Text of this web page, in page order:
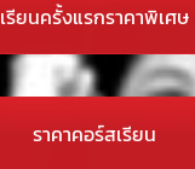
เรียนครั้งแรกราคาพิเศษ
ราคาคอร์สเรียน